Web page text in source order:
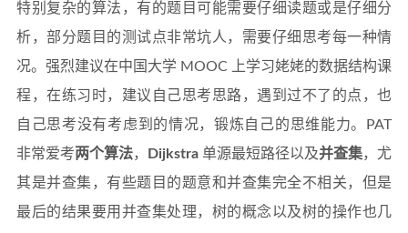
特别复杂的算法，有的题目可能需要仔细读题或是仔细分
析，部分题目的测试点非常坑人，需要仔细思考每一种情
况。强烈建议在中国大学 MOOC 上学习姥姥的数据结构课
程，在练习时，建议自己思考思路，遇到过不了的点，也
自己思考没有考虑到的情况，锻炼自己的思维能力。PAT
非常爱考两个算法， Dijkstra 单源最短路径以及并查集，尤
其是并查集，有些题目的题意和并查集完全不相关，但是
最后的结果要用并查集处理，树的概念以及树的操作也几